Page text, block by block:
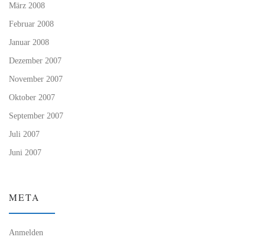
März 2008
Februar 2008
Januar 2008
Dezember 2007
November 2007
Oktober 2007
September 2007
Juli 2007
Juni 2007
META
Anmelden